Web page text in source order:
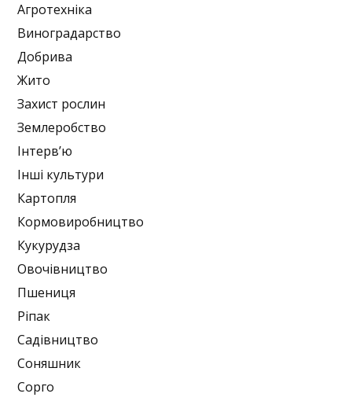
Агротехніка
Виноградарство
Добрива
Жито
Захист рослин
Землеробство
Інтерв’ю
Інші культури
Картопля
Кормовиробництво
Кукурудза
Овочівництво
Пшениця
Ріпак
Садівництво
Соняшник
Сорго